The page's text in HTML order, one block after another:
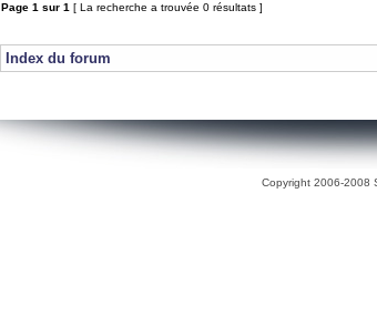
Page 1 sur 1 [ La recherche a trouvée 0 résultats ]
Index du forum
Copyright 2006-2008